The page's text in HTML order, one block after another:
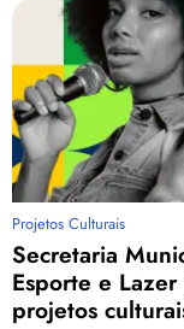
Projetos Culturais
Secretaria
Esporte e
projetos